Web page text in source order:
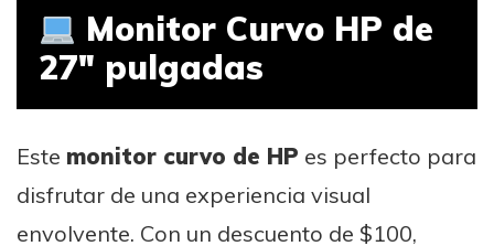
Monitor Curvo HP de
27″ pulgadas
Este monitor curvo de HP es perfecto para
disfrutar de una experiencia visual
envolvente. Con un descuento de $100,